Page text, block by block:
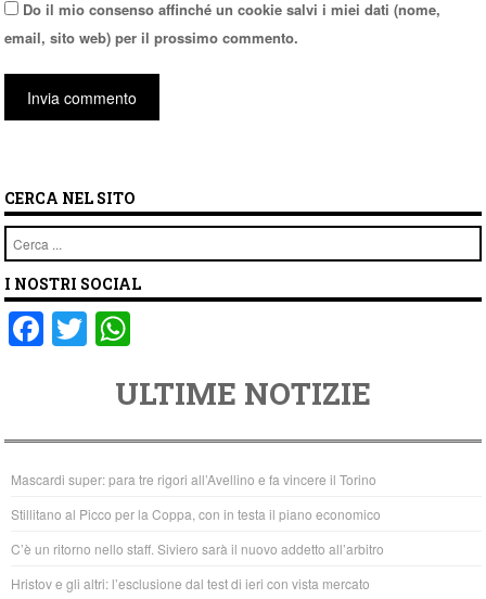
Do il mio consenso affinché un cookie salvi i miei dati (nome,
email, sito web) per il prossimo commento.
CERCA NEL SITO
Cerca
I NOSTRI SOCIAL
F
e
b
o
o
k
T
er
at
s
A
p
p
ULTIME NOTIZIE
Mascardi super: para tre rigori all’Avellino e fa vincere il Torino
Stillitano al Picco per la Coppa, con in testa il piano economico
C’è un ritorno nello staff. Siviero sarà il nuovo addetto all’arbitro
Hristov e gli altri: l’esclusione dal test di ieri con vista mercato